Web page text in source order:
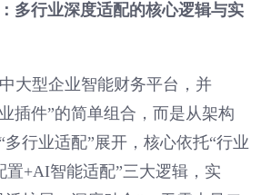
多行业深度适配的核心逻辑与实
大型企业智能财务平台，并
插件”的简单组合，而是从架构
行业适配”展开，核心依托“行业
置+AI智能适配”三大逻辑，实